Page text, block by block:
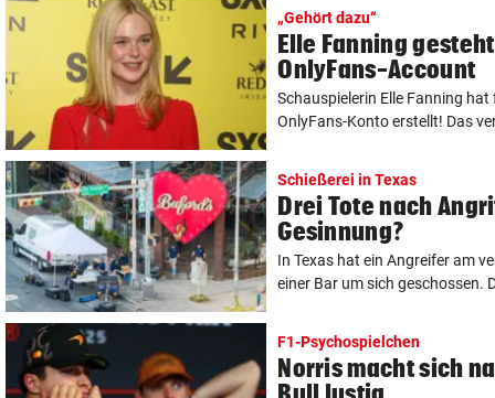
„Gehört dazu“
Elle Fanning
OnlyFans-Account
Schauspielerin Elle Fanning hat
OnlyFans-Konto erstellt! Das
Schießerei in Texas
Drei Tote nach
Gesinnung?
In Texas hat ein Angreifer am
einer Bar um sich geschossen.
F1-Psychospielchen
Norris macht sich